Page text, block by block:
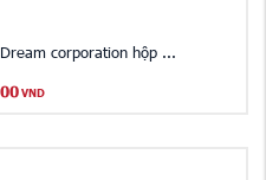
corporation hộp ...
VND